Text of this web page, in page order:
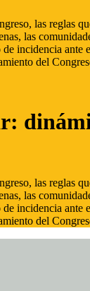
las reglas
las
de incidencia
del
las reglas
las
de incidencia
del